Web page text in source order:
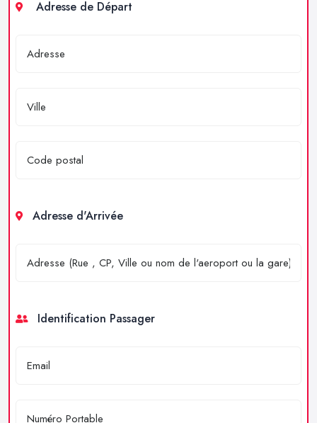
Adresse de Départ
Adresse d'Arrivée
Identification Passager